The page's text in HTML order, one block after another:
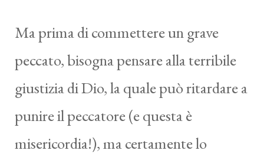
Ma prima di commettere un grave
peccato, bisogna pensare alla terribile
giustizia di Dio, la quale può ritardare a
punire il peccatore (e questa è
misericordia!), ma certamente lo